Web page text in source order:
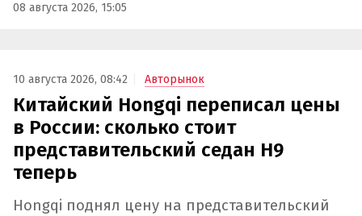
08 августа 2026, 15:05
10 августа 2026, 08:42 Авторынок
Китайский Hongqi переписал цены
в России: сколько стоит
представительский седан H9
теперь
Hongqi поднял цену на представительский